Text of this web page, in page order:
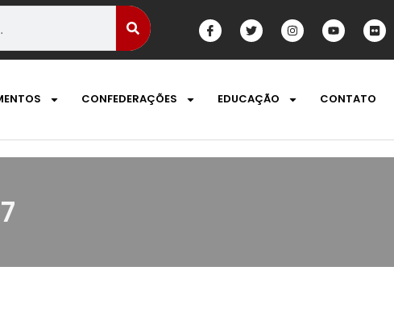
CONFEDERAÇÕES EDUCAÇÃO CONTATO